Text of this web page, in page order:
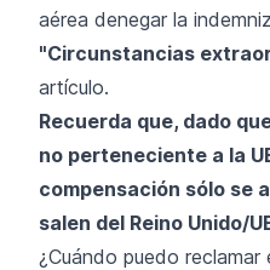
aérea denegar la
"Circunstancias
artículo.
Recuerda que, dado
no perteneciente a la
compensación sólo se
salen del Reino Unido/
¿Cuándo puedo